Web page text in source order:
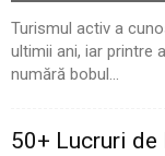
Turismul activ a
ultimii ani, iar printre
numără bobul...
50+ Lucruri de